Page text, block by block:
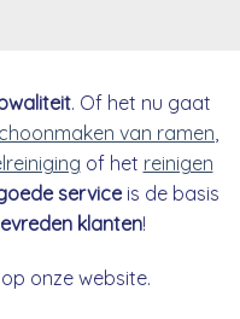
. Of het nu gaat
van ramen
of het reinigen
serviceis de basis
klanten!
onze website.